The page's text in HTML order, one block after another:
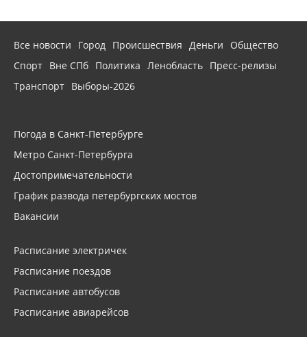
Все новости Город Происшествия Деньги
Общество
Спорт Вне СПб Политика Ленобласть Пресс-релизы
Транспорт Выборы-2026
Погода в Санкт-Петербурге
Метро Санкт-Петербурга
Достопримечательности
График развода петербургских мостов
Вакансии
Расписание электричек
Расписание поездов
Расписание автобусов
Расписание авиарейсов